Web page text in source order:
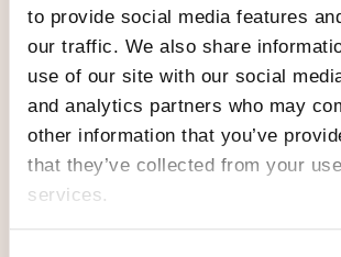
to provide social media features
our traffic. We also share
use of our site with our social
and analytics partners who may
other information that you’ve
that they’ve collected from your
services.
Les inscriptions et les demandes
s'effectuent directement auprès de
délivre la formation.
CECRL - LEVEL A1:
TALKING ABOUT?
Anyone who has reached this level: